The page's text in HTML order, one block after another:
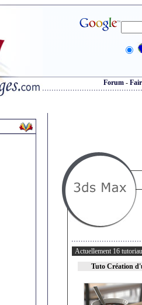
Forum -
Actuellement 16
Tuto Création